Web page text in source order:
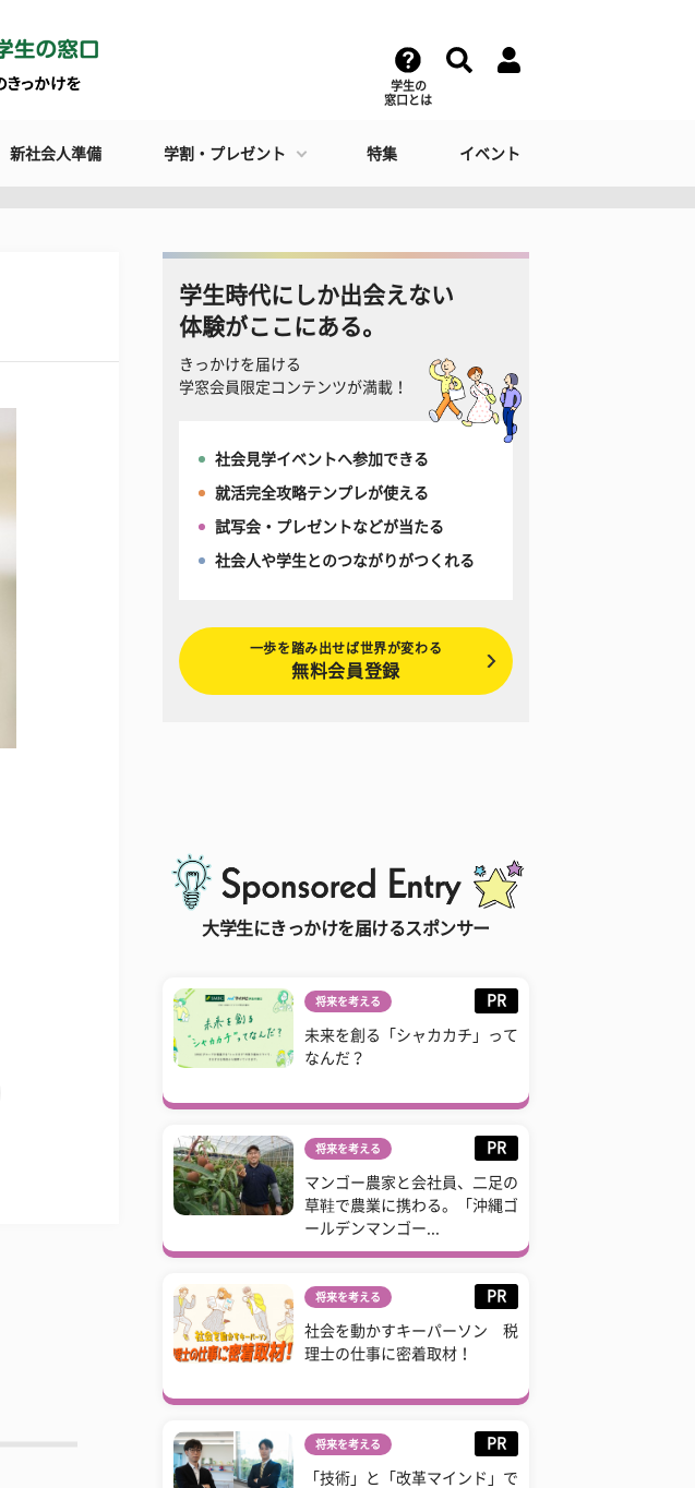
学生の
窓口とは
新社会人準備 学割・プレゼント 特集 イベント
学生時代にしか出会えない
体験がここにある。
きっかけを届ける
学窓会員限定コンテンツが満載！
社会見学イベントへ参加できる
就活完全攻略テンプレが使える
試写会・プレゼントなどが当たる
社会人や学生とのつながりがつくれる
一歩を踏み出せば世界が変わる
無料会員登録
大学生にきっかけを届けるスポンサー
将来を考える PR
未来を創る「シャカカチ」って
なんだ？
将来を考える PR
マンゴー農家と会社員、二足の
草鞋で農業に携わる。「沖縄ゴ
ールデンマンゴー...
将来を考える PR
社会を動かすキーパーソン 税
理士の仕事に密着取材！
将来を考える PR
「技術」と「改革マインド」で